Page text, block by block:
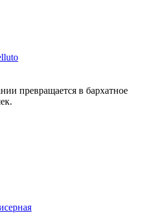
превращается в бархатное